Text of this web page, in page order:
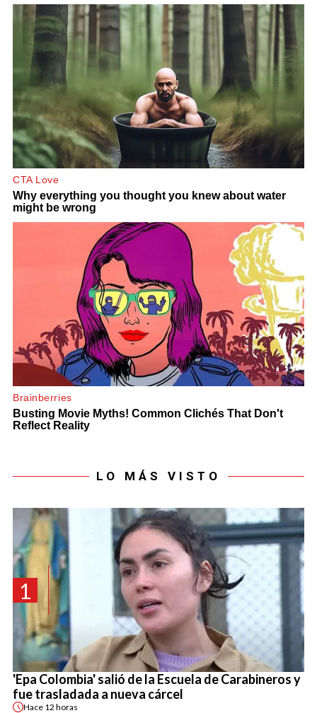
LO MÁS VISTO
1
'Epa Colombia' salió de la Escuela de Carabineros y
fue trasladada a nueva cárcel
Hace 12 horas